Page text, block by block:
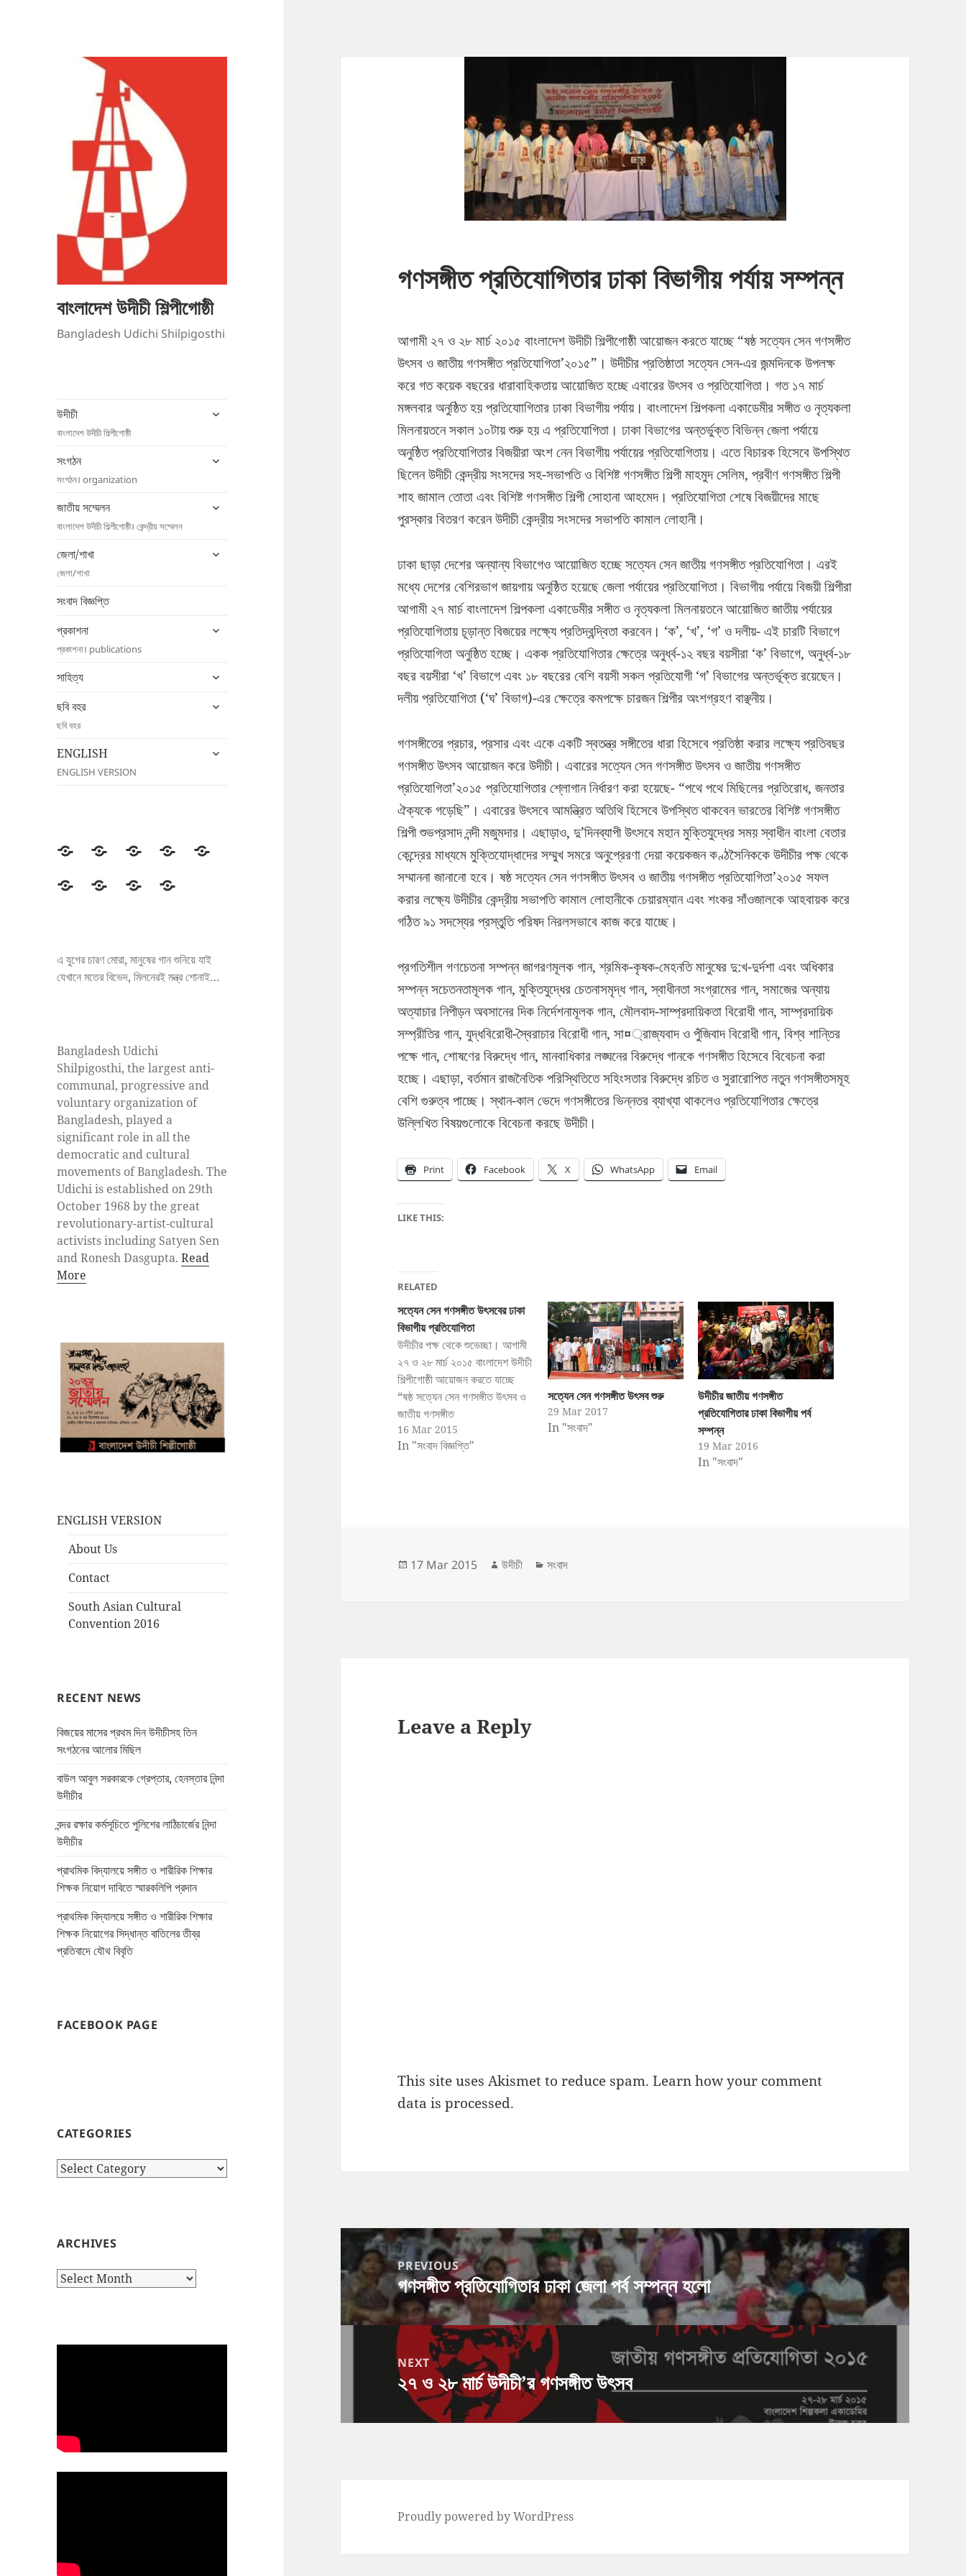
বাংলাদেশ উদীচী শিল্পীগোষ্ঠী
Bangladesh Udichi Shilpigosthi
উদীচী
বাংলাদেশ উদীচী শিল্পীগোষ্ঠী
expand
সংগঠন
সংগঠন। organization
expand
জাতীয় সম্মেলন
বাংলাদেশ উদীচী শিল্পীগোষ্ঠী। কেন্দ্রীয় সম্মেলন
expand
জেলা/শাখা
জেলা/শাখা
expand
সংবাদ বিজ্ঞপ্তি
প্রকাশনা
প্রকাশনা। publications
expand
সাহিত্য
expand
menu
ছবি বহর
ছবি বহর
expand
ENGLISH
ENGLISH VERSION
expand
উদীচী সংগঠন
জাতীয়
জেলা/
সংবাদ
প্রকাশনাসাহিত্য
ছবি
ENGLISH
এ যুগের চারণ মোরা, মানুষের গান শুনিয়ে যাই
যেখানে মতের বিভেদ, মিলনেরই মন্ত্র শোনাই…
Bangladesh Udichi
Shilpigosthi, the largest anti-
communal, progressive and
voluntary organization of
Bangladesh, played a
significant role in all the
democratic and cultural
movements of Bangladesh. The
Udichi is established on 29th
October 1968 by the great
revolutionary-artist-cultural
activists including Satyen Sen
and Ronesh Dasgupta.Read
More
ENGLISH VERSION
About Us
Contact
South Asian Cultural
Convention 2016
RECENT NEWS
বিজয়ের মাসের প্রথম দিন উদীচীসহ তিন
সংগঠনের আলোর মিছিল
বাউল আবুল সরকারকে গ্রেপ্তার, হেনস্তার নিন্দা
উদীচীর
বন্দর রক্ষার কর্মসূচিতে পুলিশের লাঠিচার্জের নিন্দা
উদীচীর
প্রাথমিক বিদ্যালয়ে সঙ্গীত ও শারীরিক শিক্ষার
শিক্ষক নিয়োগ দাবিতে স্মারকলিপি প্রদান
প্রাথমিক বিদ্যালয়ে সঙ্গীত ও শারীরিক শিক্ষার
শিক্ষক নিয়োগের সিদ্ধান্ত বাতিলের তীব্র
প্রতিবাদে যৌথ বিবৃতি
FACEBOOK PAGE
CATEGORIES
Categories
ARCHIVES
Archives
গণসঙ্গীত প্রতিযোগিতার ঢাকা বিভাগীয় পর্যায় সম্পন্ন
আগামী ২৭ ও ২৮ মার্চ ২০১৫ বাংলাদেশ উদীচী শিল্পীগোষ্ঠী আয়োজন করতে যাচ্ছে “ষষ্ঠ সত্যেন সেন গণসঙ্গীত
উৎসব ও জাতীয় গণসঙ্গীত প্রতিযোগিতা’২০১৫”। উদীচীর প্রতিষ্ঠাতা সত্যেন সেন-এর জন্মদিনকে উপলক্ষ
করে গত কয়েক বছরের ধারাবাহিকতায় আয়োজিত হচ্ছে এবারের উৎসব ও প্রতিযোগিতা। গত ১৭ মার্চ
মঙ্গলবার অনুষ্ঠিত হয় প্রতিযোাগিতার ঢাকা বিভাগীয় পর্যায়। বাংলাদেশ শিল্পকলা একাডেমীর সঙ্গীত ও নৃত্যকলা
মিলনায়তনে সকাল ১০টায় শুরু হয় এ প্রতিযোগিতা। ঢাকা বিভাগের অন্তর্ভুক্ত বিভিন্ন জেলা পর্যায়ে
অনুষ্ঠিত প্রতিযোগিতার বিজয়ীরা অংশ নেন বিভাগীয় পর্যায়ের প্রতিযোগিতায়। এতে বিচারক হিসেবে উপস্থিত
ছিলেন উদীচী কেন্দ্রীয় সংসদের সহ-সভাপতি ও বিশিষ্ট গণসঙ্গীত শিল্পী মাহমুদ সেলিম, প্রবীণ গণসঙ্গীত শিল্পী
শাহ জামাল তোতা এবং বিশিষ্ট গণসঙ্গীত শিল্পী সোহানা আহমেদ। প্রতিযোগিতা শেষে বিজয়ীদের মাছে
পুরস্কার বিতরণ করেন উদীচী কেন্দ্রীয় সংসদের সভাপতি কামাল লোহানী।
ঢাকা ছাড়া দেশের অন্যান্য বিভাগেও আয়োজিত হচ্ছে সত্যেন সেন জাতীয় গণসঙ্গীত প্রতিযোগিতা। এরই
মধ্যে দেশের বেশিরভাগ জায়গায় অনুষ্ঠিত হয়েছে জেলা পর্যায়ের প্রতিযোগিতা। বিভাগীয় পর্যায়ে বিজয়ী শিল্পীরা
আগামী ২৭ মার্চ বাংলাদেশ শিল্পকলা একাডেমীর সঙ্গীত ও নৃত্যকলা মিলনায়তনে আয়োজিত জাতীয় পর্যায়ের
প্রতিযোগিতায় চূড়ান্ত বিজয়ের লক্ষ্যে প্রতিদ্বন্দ্বিতা করবেন। ‘ক’, ‘খ’, ‘গ’ ও দলীয়- এই চারটি বিভাগে
প্রতিযোগিতা অনুষ্ঠিত হচ্ছে। একক প্রতিযোগিতার ক্ষেত্রে অনুর্ধ্ব-১২ বছর বয়সীরা ‘ক’ বিভাগে, অনুর্ধ্ব-১৮
বছর বয়সীরা ‘খ’ বিভাগে এবং ১৮ বছরের বেশি বয়সী সকল প্রতিযোগী ‘গ’ বিভাগের অন্তর্ভূক্ত রয়েছেন।
দলীয় প্রতিযোগিতা (‘ঘ’ বিভাগ)-এর ক্ষেত্রে কমপক্ষে চারজন শিল্পীর অংশগ্রহণ বাঞ্ছনীয়।
গণসঙ্গীতের প্রচার, প্রসার এবং একে একটি স্বতন্ত্র সঙ্গীতের ধারা হিসেবে প্রতিষ্ঠা করার লক্ষ্যে প্রতিবছর
গণসঙ্গীত উৎসব আয়োজন করে উদীচী। এবারের সত্যেন সেন গণসঙ্গীত উৎসব ও জাতীয় গণসঙ্গীত
প্রতিযোগিতা’২০১৫ প্রতিযোগিতার শ্লোগান নির্ধারণ করা হয়েছে- “পথে পথে মিছিলের প্রতিরোধ, জনতার
ঐক্যকে গড়েছি”। এবারের উৎসবে আমন্ত্রিত অতিথি হিসেবে উপস্থিত থাকবেন ভারতের বিশিষ্ট গণসঙ্গীত
শিল্পী শুভপ্রসাদ নন্দী মজুমদার। এছাড়াও, দু’দিনব্যাপী উৎসবে মহান মুক্তিযুদ্ধের সময় স্বাধীন বাংলা বেতার
কেন্দ্রের মাধ্যমে মুক্তিযোদ্ধাদের সম্মুখ সমরে অনুপ্রেরণা দেয়া কয়েকজন কণ্ঠসৈনিককে উদীচীর পক্ষ থেকে
সম্মাননা জানানো হবে। ষষ্ঠ সত্যেন সেন গণসঙ্গীত উৎসব ও জাতীয় গণসঙ্গীত প্রতিযোগিতা’২০১৫ সফল
করার লক্ষ্যে উদীচীর কেন্দ্রীয় সভাপতি কামাল লোহানীকে চেয়ারম্যান এবং শংকর সাঁওজালকে আহবায়ক করে
গঠিত ৯১ সদস্যের প্রস্তুতি পরিষদ নিরলসভাবে কাজ করে যাচ্ছে।
প্রগতিশীল গণচেতনা সম্পন্ন জাগরণমূলক গান, শ্রমিক-কৃষক-মেহনতি মানুষের দু:খ-দুর্দশা এবং অধিকার
সম্পন্ন সচেতনতামূলক গান, মুক্তিযুদ্ধের চেতনাসমৃদ্ধ গান, স্বাধীনতা সংগ্রামের গান, সমাজের অন্যায়
অত্যাচার নিপীড়ন অবসানের দিক নির্দেশনামূলক গান, মৌলবাদ-সাম্প্রদায়িকতা বিরোধী গান, সাম্প্রদায়িক
সম্প্রীতির গান, যুদ্ধবিরোধী-স্বৈরাচার বিরোধী গান, সা¤্রাজ্যবাদ ও পুঁজিবাদ বিরোধী গান, বিশ্ব শান্তির
পক্ষে গান, শোষণের বিরুদ্ধে গান, মানবাধিকার লঙ্ঘনের বিরুদ্ধে গানকে গণসঙ্গীত হিসেবে বিবেচনা করা
হচ্ছে। এছাড়া, বর্তমান রাজনৈতিক পরিস্থিতিতে সহিংসতার বিরুদ্ধে রচিত ও সুরারোপিত নতুন গণসঙ্গীতসমূহ
বেশি গুরুত্ব পাচ্ছে। স্থান-কাল ভেদে গণসঙ্গীতের ভিন্নতর ব্যাখ্যা থাকলেও প্রতিযোগিতার ক্ষেত্রে
উল্লিখিত বিষয়গুলোকে বিবেচনা করছে উদীচী।
Print Facebook X WhatsApp Email
LIKE THIS:
RELATED
সত্যেন সেন গণসঙ্গীত উৎসবের ঢাকা
বিভাগীয় প্রতিযোগিতা
উদীচীর পক্ষ থেকে শুভেচ্ছা। আগামী
২৭ ও ২৮ মার্চ ২০১৫ বাংলাদেশ উদীচী
শিল্পীগোষ্ঠী আয়োজন করতে যাচ্ছে
“ষষ্ঠ সত্যেন সেন গণসঙ্গীত উৎসব ও
জাতীয় গণসঙ্গীত
প্রতিযোগিতা’২০১৫”। উদীচীর
প্রতিষ্ঠাতা সত্যেন সেন-এর জন্মদিনকে
16 Mar 2015
In "সংবাদ বিজ্ঞপ্তি"
সত্যেন সেন গণসঙ্গীত উৎসব শুরু
29 Mar 2017
In "সংবাদ"
উদীচীর জাতীয় গণসঙ্গীত
প্রতিযোগিতার ঢাকা বিভাগীয় পর্ব
সম্পন্ন
19 Mar 2016
In "সংবাদ"
Posted
17 Mar 2015 Author
উদীচী Categories
সংবাদ
Leave a Reply
This site uses Akismet to reduce spam.Learn how your comment
data is processed.
Post
navigationPREVIOUS
Previous
post:
গণসঙ্গীত প্রতিযোগিতার ঢাকা জেলা পর্ব সম্পন্ন হলো
NEXT
Next
post:
২৭ ও ২৮ মার্চ উদীচী’র গণসঙ্গীত উৎসব
Proudly powered by WordPress